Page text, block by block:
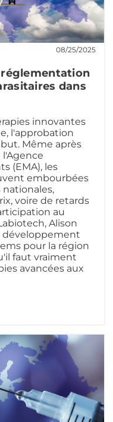
08/25/2025
réglementation
dans
innovantes
l'approbation
Même après
(EMA), les
embourbées
voire de retards
au
Alison
développement
pour la région
faut vraiment
avancées aux